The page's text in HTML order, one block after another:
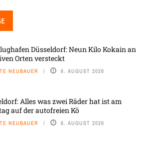
Düsseldorf: Neun Kilo Kokain an
Orten versteckt
NEUBAUER 6. AUGUST 2026
Alles was zwei Räder hat ist am
auf der autofreien Kö
NEUBAUER 6. AUGUST 2026